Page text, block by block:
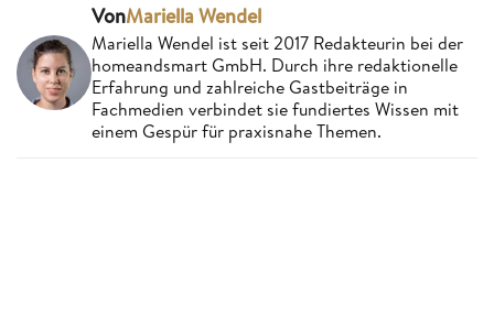
VonMariella Wendel
Mariella Wendel ist seit 2017 Redakteurin bei der
homeandsmart GmbH. Durch ihre redaktionelle
Erfahrung und zahlreiche Gastbeiträge in
Fachmedien verbindet sie fundiertes Wissen mit
einem Gespür für praxisnahe Themen.